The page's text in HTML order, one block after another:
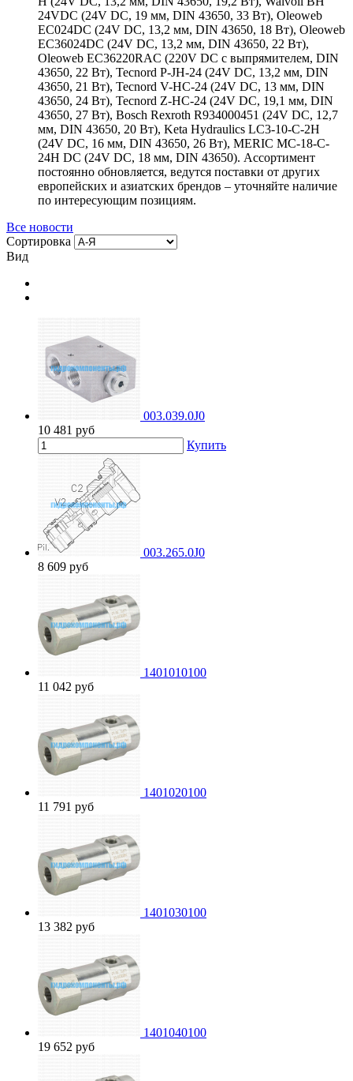
24VDC (24V DC, 19 мм, DIN 43650, 33 Вт), Oleoweb
EC024DC (24V DC, 13,2 мм, DIN 43650, 18 Вт), Oleoweb
EC36024DC (24V DC, 13,2 мм, DIN 43650, 22 Вт),
Oleoweb EC36220RAC (220V DC с выпрямителем, DIN
43650, 22 Вт), Tecnord P-JH-24 (24V DC, 13,2 мм, DIN
43650, 21 Вт), Tecnord V-HC-24 (24V DC, 13 мм, DIN
43650, 24 Вт), Tecnord Z-HC-24 (24V DC, 19,1 мм, DIN
43650, 27 Вт), Bosch Rexroth R934000451 (24V DC, 12,7
мм, DIN 43650, 20 Вт), Keta Hydraulics LC3-10-C-2H
(24V DC, 16 мм, DIN 43650, 26 Вт), MERIC MC-18-C-
24H DC (24V DC, 18 мм, DIN 43650). Ассортимент
постоянно обновляется, ведутся поставки от других
европейских и азиатских брендов – уточняйте наличие
по интересующим позициям.
Все новости
Сортировка
Вид
003.039.0J0
10 481 руб
Купить
003.265.0J0
8 609 руб
1401010100
11 042 руб
1401020100
11 791 руб
1401030100
13 382 руб
1401040100
19 652 руб